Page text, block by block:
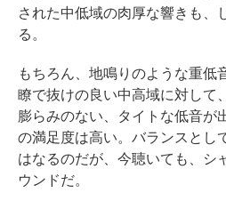
された中低域の肉厚な響きも、
る。
もちろん、地鳴りのような重低
瞭で抜けの良い中高域に対して
膨らみのない、タイトな低音が
の満足度は高い。バランスとし
はなるのだが、今聴いても、シ
ウンドだ。